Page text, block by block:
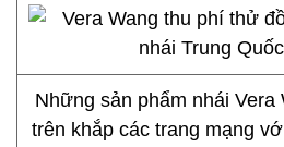
Những sản phẩm nhái
trên khắp các trang mạng